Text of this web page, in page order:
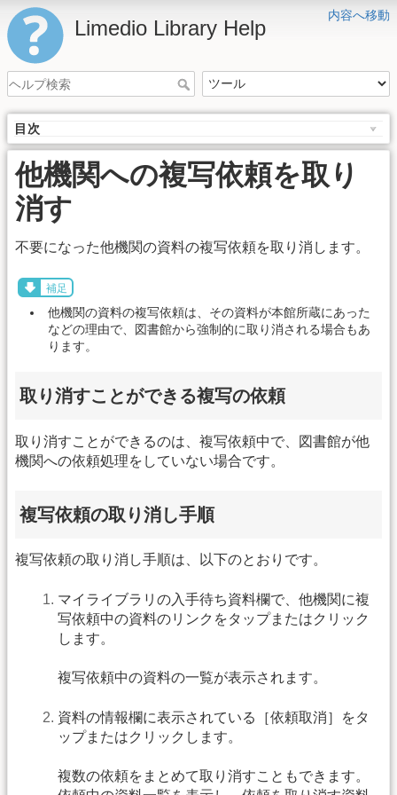
内容へ移動
Limedio Library Help
目次
他機関への複写依頼を取り
消す
不要になった他機関の資料の複写依頼を取り消します。
補足
他機関の資料の複写依頼は、その資料が本館所蔵にあった
などの理由で、図書館から強制的に取り消される場合もあ
ります。
取り消すことができる複写の依頼
取り消すことができるのは、複写依頼中で、図書館が他
機関への依頼処理をしていない場合です。
複写依頼の取り消し手順
複写依頼の取り消し手順は、以下のとおりです。
マイライブラリの入手待ち資料欄で、他機関に複
写依頼中の資料のリンクをタップまたはクリック
します。
複写依頼中の資料の一覧が表示されます。
資料の情報欄に表示されている［依頼取消］をタ
ップまたはクリックします。
複数の依頼をまとめて取り消すこともできます。